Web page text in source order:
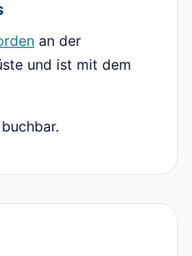
an der
und ist mit dem